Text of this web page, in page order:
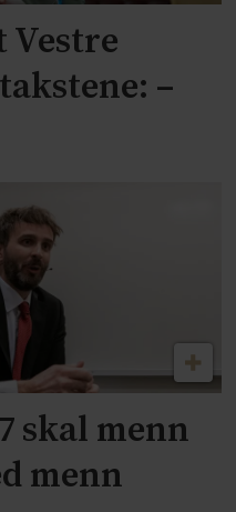
Vestre
–
skal menn
menn